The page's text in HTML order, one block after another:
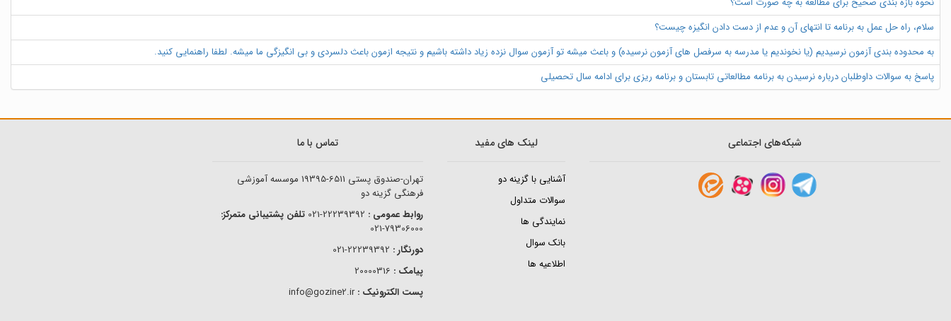
سلام، راه حل عمل به برنامه تا انتهای آن و عدم از دست دادن انگیزه چیست؟
به محدوده بندی آزمون نرسیدیم (یا نخوندیم یا مدرسه به سرفصل های آزمون نرسیده) و باعث میشه تو آزمون سوال نزده زیاد داشته باشیم و نتیجه ازمون باعث دلسردی و بی انگیزگی ما میشه. لطفا راهنمایی کنید.
پاسخ به سوالات داوطلبان درباره نرسیدن به برنامه مطالعاتی تابستان و برنامه ریزی برای ادامه سال تحصیلی
شبکه‌های اجتماعی لینک های مفید
آشنایی با گزینه دو
سوالات متداول
نمایندگی ها
بانک سوال
اطلاعیه ها
تماس با ما
تهران-صندوق پستی 19395-6511موسسه آموزشی
فرهنگی گزینه دو
روابط عمومی :
تلفن پشتیبانی متمرکز:
79306000-021
دورنگار :
پیامک :
پست الکترونیک :info@gozine2.ir